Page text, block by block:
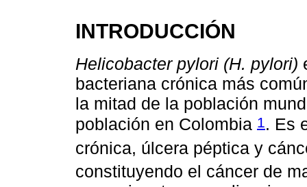
INTRODUCCIÓN
Helicobacter pylori (H. pylori)
bacteriana crónica más
la mitad de la población
población en Colombia 1 . Es
crónica, úlcera péptica y
constituyendo el cáncer de